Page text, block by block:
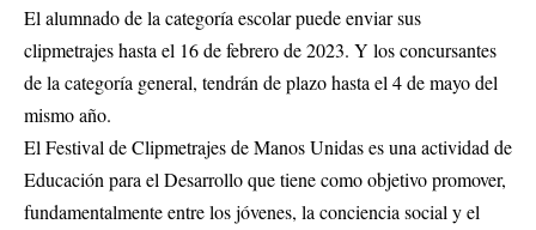
El alumnado de la categoría escolar puede enviar sus
clipmetrajes hasta el 16 de febrero de 2023. Y los concursantes
de la categoría general, tendrán de plazo hasta el 4 de mayo del
mismo año.
El Festival de Clipmetrajes de Manos Unidas es una actividad de
Educación para el Desarrollo que tiene como objetivo promover,
fundamentalmente entre los jóvenes, la conciencia social y el